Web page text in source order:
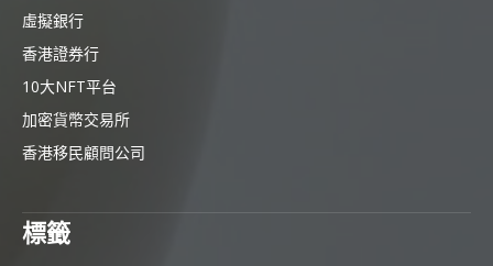
虛擬銀行
香港證券行
10大NFT平台
加密貨幣交易所
香港移民顧問公司
標籤